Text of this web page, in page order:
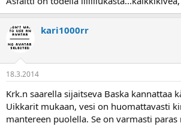
kari1000rr
18.3.2014
Krk.n saarella sijaitseva Baska kannattaa
Uikkarit mukaan, vesi on huomattavasti
mantereen puolella. Se on varmasti